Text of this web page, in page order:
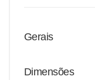
Gerais
Dimensões